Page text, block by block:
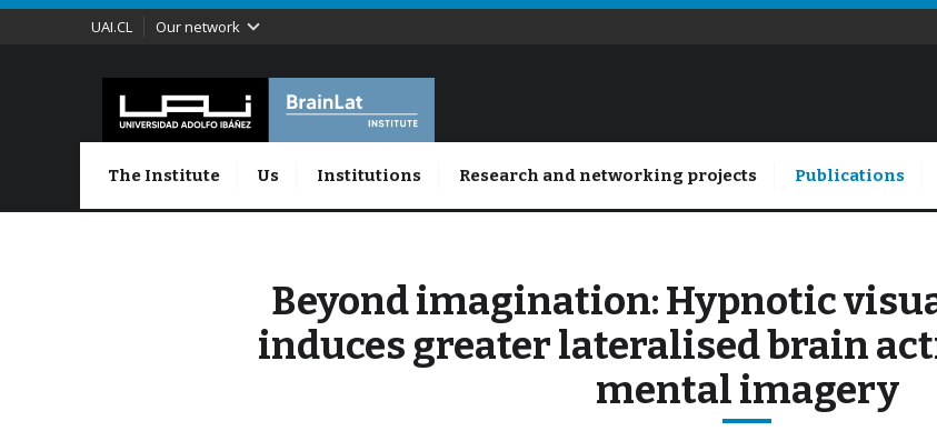
UAI.CL Our network
The Institute Us Institutions Research and networking projects Publications
Beyond imagination: Hypnotic
induces greater lateralised brain
mental imagery